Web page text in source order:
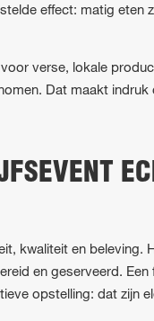
effect: matig eten
verse, lokale
Dat maakt indruk
kwaliteit en beleving.
en geserveerd.
opstelling: dat zijn